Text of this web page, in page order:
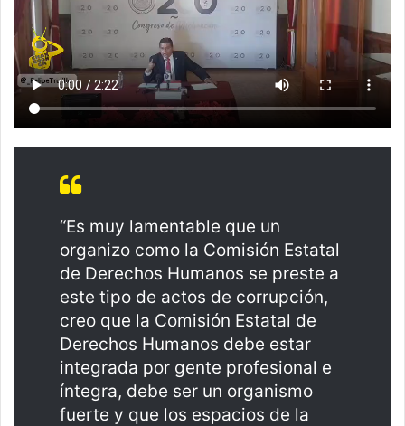
“Es muy lamentable que un
organizo como la Comisión Estatal
de Derechos Humanos se preste a
este tipo de actos de corrupción,
creo que la Comisión Estatal de
Derechos Humanos debe estar
integrada por gente profesional e
íntegra, debe ser un organismo
fuerte y que los espacios de la